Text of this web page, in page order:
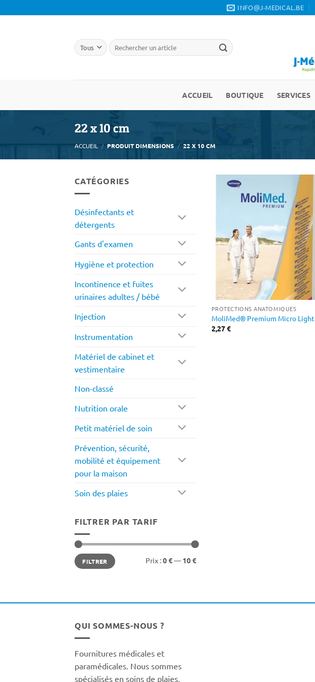
au
INFO@J-MEDICAL.BE
ACCUEIL BOUTIQUE SERVICES
22 x 10 cm
ACCUEIL / PRODUIT DIMENSIONS / 22 X 10 CM
CATÉGORIES
Désinfectants et
détergents
Gants d'examen
Hygiène et protection
Incontinence et fuites
urinaires adultes / bébé
Injection
Instrumentation
Matériel de cabinet et
vestimentaire
Non-classé
Nutrition orale
Petit matériel de soin
Prévention, sécurité,
mobilité et équipement
pour la maison
Soin des plaies
FILTRER PAR TARIF
Prix
min
Prix
maxFILTRER Prix :0 €— 10 €
PROTECTIONS ANATOMIQUES
MoliMed® Premium Micro Light
2,27€
QUI SOMMES-NOUS ?
Fournitures médicales et
paramédicales. Nous sommes
spécialisés en soins de plaies,